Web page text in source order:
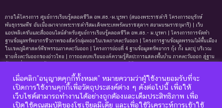
ภายใต้โครงการ ศูนย์การเรียนรู้ตลอดชีวิต อพ.สธ.-ม.บูรพา (สนองพระราชดำริ โครงการอนุรักษ์
พันธุกรรมพืช อันเนื่องมาจากพระราชดำริสมเด็จพระเทพรัตนราชสุดาฯ สยามบรมราชกุมารี) | เว็บ
แอปพลิเคชันและสื่อออนไลน์สำหรับศูนย์การเรียนรู้ตลอดชีวิต อพ.สธ.- ม.บูรพา | โครงการการจัดทํา
ฐานข้อมูลทรัพยากรชีวภาพของสัตว์กลุ่มหอยในเขตภาคตะวันออก | โครงการฐานข้อมูลพรรณไม้พื้นเมือง
ในเขตภูมิศาสตร์พืชพรรณภาคตะวันออก | โครงการย่อยที่ 4 ฐานข้อมูลทรัพยากร กุ้ง กั้ง และปู บริเวณ
ชายฝั่งตะวันออกของอ่าวไทย | การถอดบทเรียนองค์ความรู้ศิลปะการแสดงพื้นบ้าน ภาคตะวันออก สู่ฐาน
ทรัพยากรธรรมชาติและมรดกทางวัฒนธรรม ภาคตะวันออก | ฐานข้อมูลมดในเขตภาคตะวันออกของ
ประเทศไทย | ฐานข้อมูลเพรียงหินในเขตภาคตะวันออกของประเทศไทย | ฐานข้อมูลทรัพยากรหญ้าทะเล
บริเวณชายฝั่งตะวันออกของอ่าวไทย | ฐานข้อมูลทรัพยากรแพลงก์ตอนทะเลและสาหร่ายทะเลบริเวณ
ชายฝั่งทะเลตะวันออกของอ่าวไทย | ฐานข้อมูลแมงมุมอันดับฐาน Mygalomorphae ในเขตภาคตะวันออก
ของประเทศไทย | โครงการการถอดบทเรียนองค์ความรู้ระบบนิเวศหาดทรายและหาดหินบริเวณชายหาด
เมื่อคลิก”อนุญาตคุกกี้ทั้งหมด” หมายความว่าผู้ใช้งานยอมรับที่จะ
เปิดการใช้งานคุกกี้เพื่อวัตถุประสงค์ต่าง ๆ ดังต่อไปนี้ เพื่อให้
เว็บไซต์สามารถทำงานได้อย่างถูกต้องและเต็มประสิทธิภาพ เพื่อ
เปิดใช้คุณสมบัติของโซเชียลมีเดีย และเพื่อใช้วิเคราะห์การเข้าใช้